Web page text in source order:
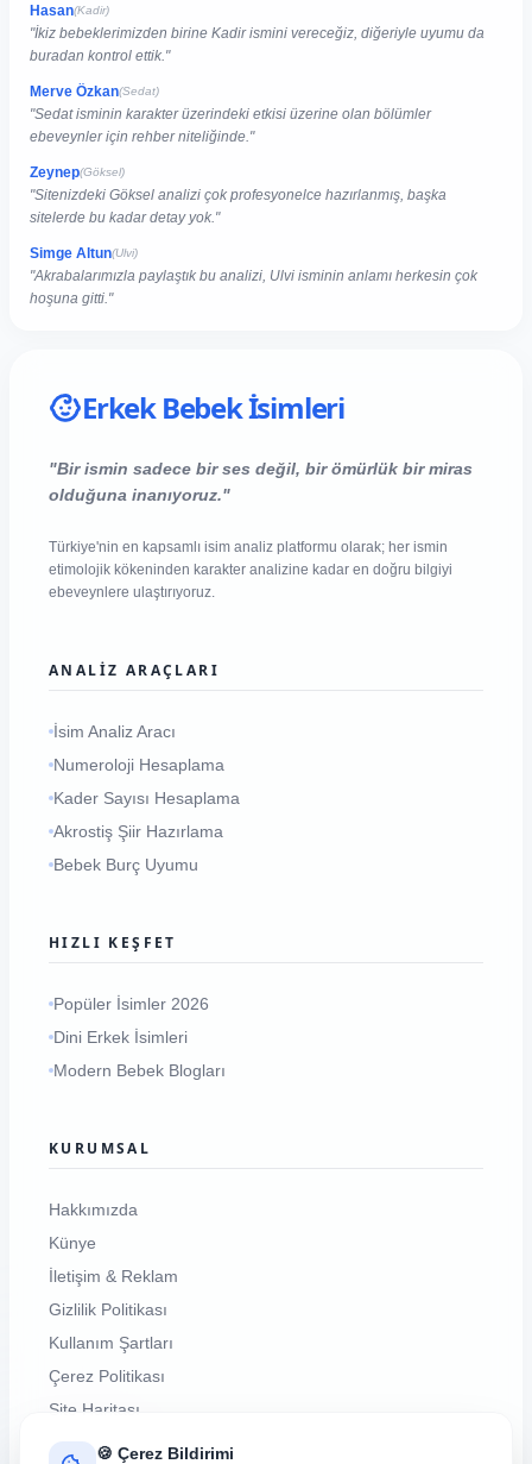
Hasan(Kadir)
"İkiz bebeklerimizden birine Kadir ismini vereceğiz, diğeriyle uyumu da
buradan kontrol ettik."
Merve Özkan(Sedat)
"Sedat isminin karakter üzerindeki etkisi üzerine olan bölümler
ebeveynler için rehber niteliğinde."
Zeynep(Göksel)
"Sitenizdeki Göksel analizi çok profesyonelce hazırlanmış, başka
sitelerde bu kadar detay yok."
Simge Altun(Ulvi)
"Akrabalarımızla paylaştık bu analizi, Ulvi isminin anlamı herkesin çok
hoşuna gitti."
Erkek Bebek İsimleri
"Bir ismin sadece bir ses değil, bir ömürlük bir miras
olduğuna inanıyoruz."
Türkiye'nin en kapsamlı isim analiz platformu olarak; her ismin
etimolojik kökeninden karakter analizine kadar en doğru bilgiyi
ebeveynlere ulaştırıyoruz.
ANALIZ ARAÇLARI
İsim Analiz Aracı
Numeroloji Hesaplama
Kader Sayısı Hesaplama
Akrostiş Şiir Hazırlama
Bebek Burç Uyumu
HIZLI KEŞFET
Popüler İsimler 2026
Dini Erkek İsimleri
Modern Bebek Blogları
KURUMSAL
Hakkımızda
Künye
İletişim & Reklam
Gizlilik Politikası
Kullanım Şartları
Çerez Politikası
Site Haritası
🍪 Çerez Bildirimi